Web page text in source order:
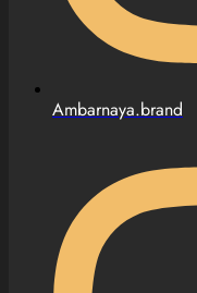
Ambarnaya.brand